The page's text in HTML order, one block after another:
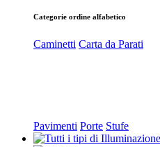
Categorie ordine alfabetico
Caminetti Carta da Parati
Pavimenti Porte Stufe